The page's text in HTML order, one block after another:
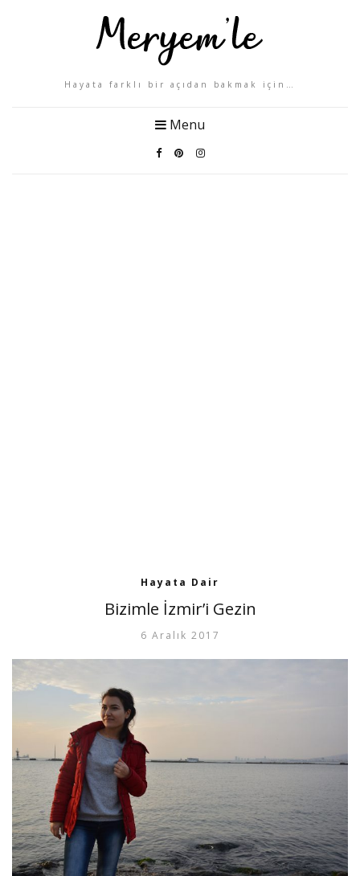
Hayata farklı bir açıdan bakmak için…
Menu
Hayata Dair
Bizimle İzmir’i Gezin
6 Aralık 2017